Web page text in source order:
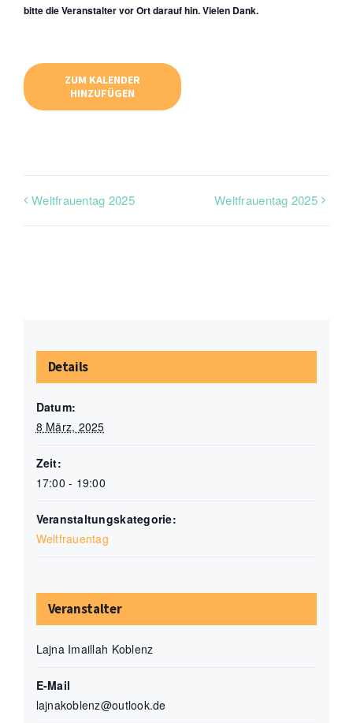
bitte die Veranstalter vor Ort darauf hin. Vielen Dank.
ZUM KALENDER
HINZUFÜGEN
Weltfrauentag 2025 Weltfrauentag 2025
Details
Datum:
8 März, 2025
Zeit:
17:00 - 19:00
Veranstaltungskategorie:
Weltfrauentag
Veranstalter
Lajna Imaillah Koblenz
E-Mail
lajnakoblenz@outlook.de